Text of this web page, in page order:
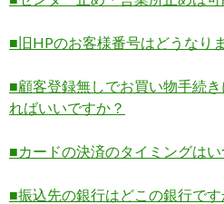
■旧HPのお客様番号はどうなり
■顧客登録無しでお買い物手続
ればいいですか？
■カードの決済のタイミングはい
■振込先の銀行はどこの銀行です